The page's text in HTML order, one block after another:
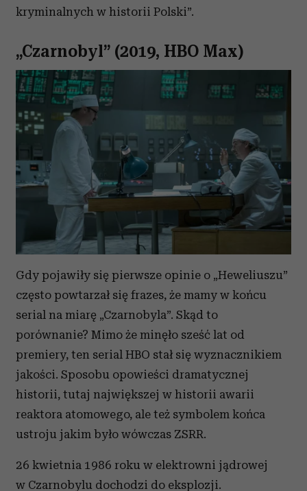
kryminalnych w historii Polski”.
„Czarnobyl” (2019, HBO Max)
Gdy pojawiły się pierwsze opinie o „Heweliuszu”
często powtarzał się frazes, że mamy w końcu
serial na miarę „Czarnobyla”. Skąd to
porównanie? Mimo że minęło sześć lat od
premiery, ten serial HBO stał się wyznacznikiem
jakości. Sposobu opowieści dramatycznej
historii, tutaj największej w historii awarii
reaktora atomowego, ale też symbolem końca
ustroju jakim było wówczas ZSRR.
26 kwietnia 1986 roku w elektrowni jądrowej
w Czarnobylu dochodzi do eksplozji.